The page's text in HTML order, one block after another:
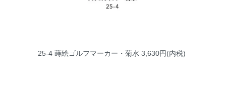
25-4 蒔絵ゴルフマーカー・菊水 3,630円(内税)